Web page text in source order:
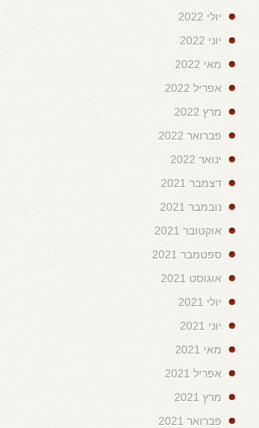
יולי 2022
יוני 2022
מאי 2022
אפריל 2022
מרץ 2022
פברואר 2022
ינואר 2022
דצמבר 2021
נובמבר 2021
אוקטובר 2021
ספטמבר 2021
אוגוסט 2021
יולי 2021
יוני 2021
מאי 2021
אפריל 2021
מרץ 2021
פברואר 2021